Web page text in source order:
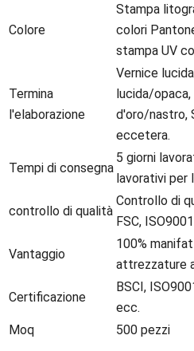
Colore
Stampa
colori
stampa UV
Termina
l'elaborazione
Vernice
lucida/opaca,
d'oro/nastro,
eccetera.
Tempi di consegna
5 giorni
lavorativi per
controllo di qualità
Controllo di
FSC,
Vantaggio
100%
attrezzature
Certificazione
BSCI,
ecc.
Moq
500 pezzi